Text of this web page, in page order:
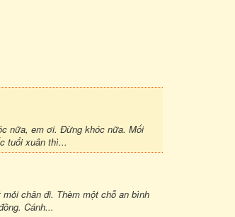
nữa, em ơi. Đừng khóc nữa. Mối
tuổi xuân thì...
chân đi. Thèm một chỗ an bình
Cánh...